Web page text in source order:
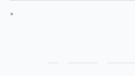
。